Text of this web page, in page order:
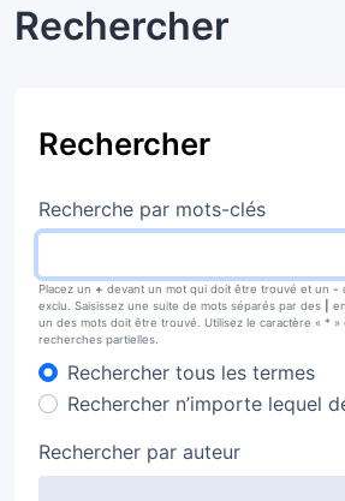
Rechercher
Rechercher
Recherche par mots-clés
Placez un + devant un mot qui doit être trouvé et un -
exclu. Saisissez une suite de mots séparés par des
un des mots doit être trouvé. Utilisez le caractère « *
recherches partielles.
Rechercher tous les termes
Rechercher n’importe lequel
Rechercher par auteur